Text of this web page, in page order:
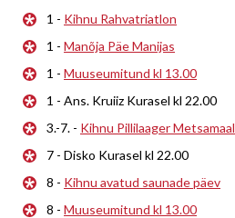
1 - Kihnu Rahvatriatlon
1 - Manõja Päe Manijas
1 - Muuseumitund kl 13.00
1 - Ans. Kruiiz Kurasel kl 22.00
3.-7. - Kihnu Pillilaager Metsamaal
7 - Disko Kurasel kl 22.00
8 - Kihnu avatud saunade päev
8 - Muuseumitund kl 13.00